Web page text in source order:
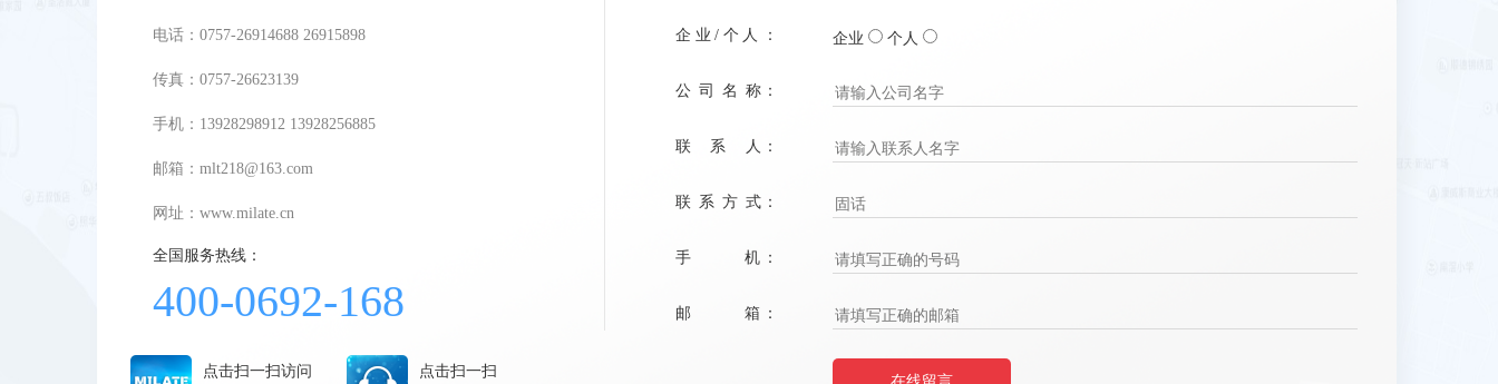
电话：0757-26914688 26915898
传真：0757-26623139
手机：13928298912 13928256885
邮箱：mlt218@163.com
网址： www.milate.cn
全国服务热线：
400-0692-168
点击扫一扫访问 点击扫一扫
企业/个人： 企业 个人
公 司 名 称：
联 系 人：
联 系 方 式：
手 机：
邮 箱：